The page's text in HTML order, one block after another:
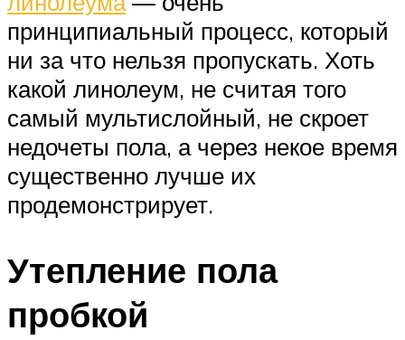
принципиальный процесс, который
ни за что нельзя пропускать. Хоть
какой линолеум, не считая того
самый мультислойный, не скроет
недочеты пола, а через некое время
существенно лучше их
продемонстрирует.
Утепление пола
пробкой